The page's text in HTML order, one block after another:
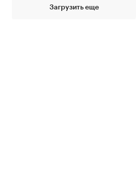
Загрузить еще